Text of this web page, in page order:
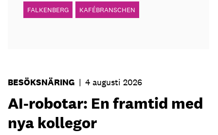
FALKENBERG KAFÉBRANSCHEN
BESÖKSNÄRING | 4 augusti 2026
AI-robotar: En framtid med
nya kollegor